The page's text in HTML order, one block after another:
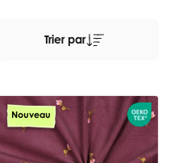
Trier par
Nouveau